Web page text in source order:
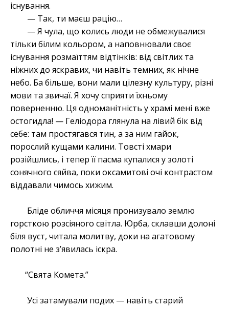
існування.
— Так, ти маєш рацію…
— Я чула, що колись люди не обмежувалися
тільки білим кольором, а наповнювали своє
існування розмаїттям відтінків: від світлих та
ніжних до яскравих, чи навіть темних, як нічне
небо. Ба більше, вони мали цілезну культуру, різні
мови та звичаї. Я хочу сприяти їхньому
поверненню. Ця одноманітність у храмі мені вже
остогидла! — Геліодора глянула на лівий бік від
себе: там простягався тин, а за ним гайок,
порослий кущами калини. Товсті хмари
розійшлись, і тепер її пасма купалися у золоті
сонячного сяйва, поки оксамитові очі контрастом
віддавали чимось хижим.
Бліде обличчя місяця пронизувало землю
горсткою розсіяного світла. Юрба, склавши долоні
біля вуст, читала молитву, доки на агатовому
полотні не з’явилась іскра.
“Свята Комета.”
Усі затамували подих — навіть старий